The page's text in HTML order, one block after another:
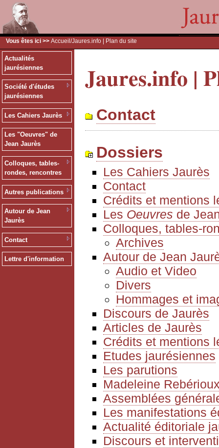
Vous êtes ici >> Accueil /Jaures.info | Plan du site
Actualités
jaurésiennes
Société d'études
jaurésiennes
Les Cahiers Jaurès
Les "Oeuvres" de
Jean Jaurès
Colloques, tables-
rondes, rencontres
Autres publications
Autour de Jean
Jaurès
Contact
Lettre d'information
Jaures.info |
Contact
Dossiers
Les Cahiers Jaurès
Contact
Crédits et mentions
Les Oeuvres de
Colloques, tables-
Archives
Autour de Jean
Audio et Video
Divers
Hommages et
Discours de Jaurès
Articles de Jaurès
Crédits et mentions
Etudes jaurésiennes
Les parutions
Madeleine
Assemblées
Les manifestations
Actualité éditoriale
Discours et